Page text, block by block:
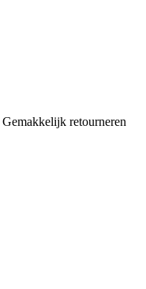
Gemakkelijk retourneren